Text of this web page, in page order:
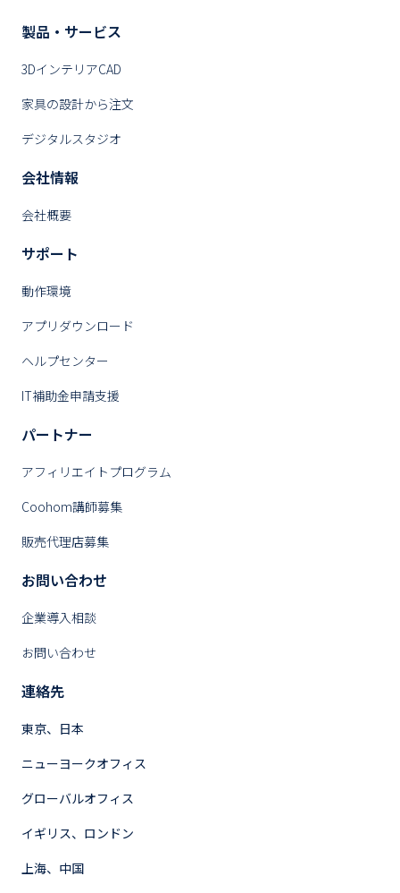
製品・サービス
3DインテリアCAD
家具の設計から注文
デジタルスタジオ
会社情報
会社概要
サポート
動作環境
アプリダウンロード
ヘルプセンター
IT補助金申請支援
パートナー
アフィリエイトプログラム
Coohom講師募集
販売代理店募集
お問い合わせ
企業導入相談
お問い合わせ
連絡先
東京、日本
ニューヨークオフィス
グローバルオフィス
イギリス、ロンドン
上海、中国